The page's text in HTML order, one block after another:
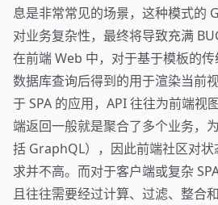
息是非常常见的场景，这种模式的
对业务复杂性，最终将导致充满
在前端 Web 中，对于基于模板的
数据库查询后得到的用于渲染当前
于 SPA 的应用，API 往往为前端视
端返回一般就是聚合了多个业务，
括 GraphQL），因此前端社区对
求并不高。而对于客户端或复杂
且往往需要经过计算、过滤、整合